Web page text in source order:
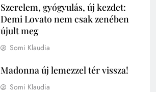
Szerelem, gyógyulás, új kezdet:
Demi Lovato nem csak zenében
újult meg
Somi Klaudia
Madonna új lemezzel tér vissza!
Somi Klaudia